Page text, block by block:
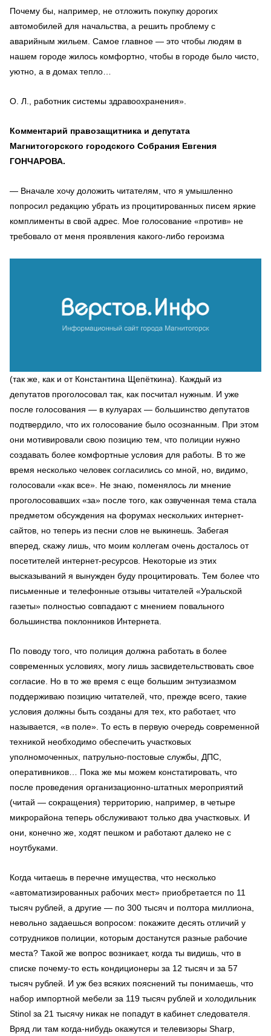
Почему бы, например, не отложить покупку дорогих
автомобилей для начальства, а решить проблему с
аварийным жильем. Самое главное — это чтобы людям в
нашем городе жилось комфортно, чтобы в городе было чисто,
уютно, а в домах тепло…
О. Л., работник системы здравоохранения».
Комментарий правозащитника и депутата
Магнитогорского городского Собрания Евгения
ГОНЧАРОВА.
— Вначале хочу доложить читателям, что я умышленно
попросил редакцию убрать из процитированных писем яркие
комплименты в свой адрес. Мое голосование «против» не
требовало от меня проявления какого-либо героизма
(так же, как и от Константина Щепёткина). Каждый из
депутатов проголосовал так, как посчитал нужным. И уже
после голосования — в кулуарах — большинство депутатов
подтвердило, что их голосование было осознанным. При этом
они мотивировали свою позицию тем, что полиции нужно
создавать более комфортные условия для работы. В то же
время несколько человек согласились со мной, но, видимо,
голосовали «как все». Не знаю, поменялось ли мнение
проголосовавших «за» после того, как озвученная тема стала
предметом обсуждения на форумах нескольких интернет-
сайтов, но теперь из песни слов не выкинешь. Забегая
вперед, скажу лишь, что моим коллегам очень досталось от
посетителей интернет-ресурсов. Некоторые из этих
высказываний я вынужден буду процитировать. Тем более что
письменные и телефонные отзывы читателей «Уральской
газеты» полностью совпадают с мнением повального
большинства поклонников Интернета.
По поводу того, что полиция должна работать в более
современных условиях, могу лишь засвидетельствовать свое
согласие. Но в то же время с еще большим энтузиазмом
поддерживаю позицию читателей, что, прежде всего, такие
условия должны быть созданы для тех, кто работает, что
называется, «в поле». То есть в первую очередь современной
техникой необходимо обеспечить участковых
уполномоченных, патрульно-постовые службы, ДПС,
оперативников… Пока же мы можем констатировать, что
после проведения организационно-штатных мероприятий
(читай — сокращения) территорию, например, в четыре
микрорайона теперь обслуживают только два участковых. И
они, конечно же, ходят пешком и работают далеко не с
ноутбуками.
Когда читаешь в перечне имущества, что несколько
«автоматизированных рабочих мест» приобретается по 11
тысяч рублей, а другие — по 300 тысяч и полтора миллиона,
невольно задаешься вопросом: покажите десять отличий у
сотрудников полиции, которым достанутся разные рабочие
места? Такой же вопрос возникает, когда ты видишь, что в
списке почему-то есть кондиционеры за 12 тысяч и за 57
тысяч рублей. И уж без всяких пояснений ты понимаешь, что
набор импортной мебели за 119 тысяч рублей и холодильник
Stinol за 21 тысячу никак не попадут в кабинет следователя.
Вряд ли там когда-нибудь окажутся и телевизоры Sharp